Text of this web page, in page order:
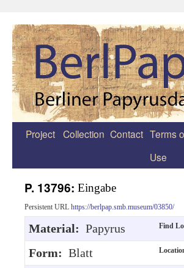
Zum
Project Collection Contact Terms
Use
P. 13796: Eingabe
Persistent URL https://berlpap.smb.museum/03850/
Material: Papyrus Find
Form: Blatt